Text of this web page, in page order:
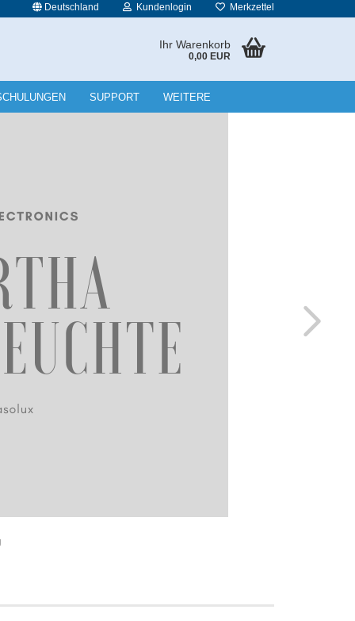
Deutschland Kundenlogin Merkzettel
Ihr Warenkorb
0,00 EUR
SUPPORT WEITERE